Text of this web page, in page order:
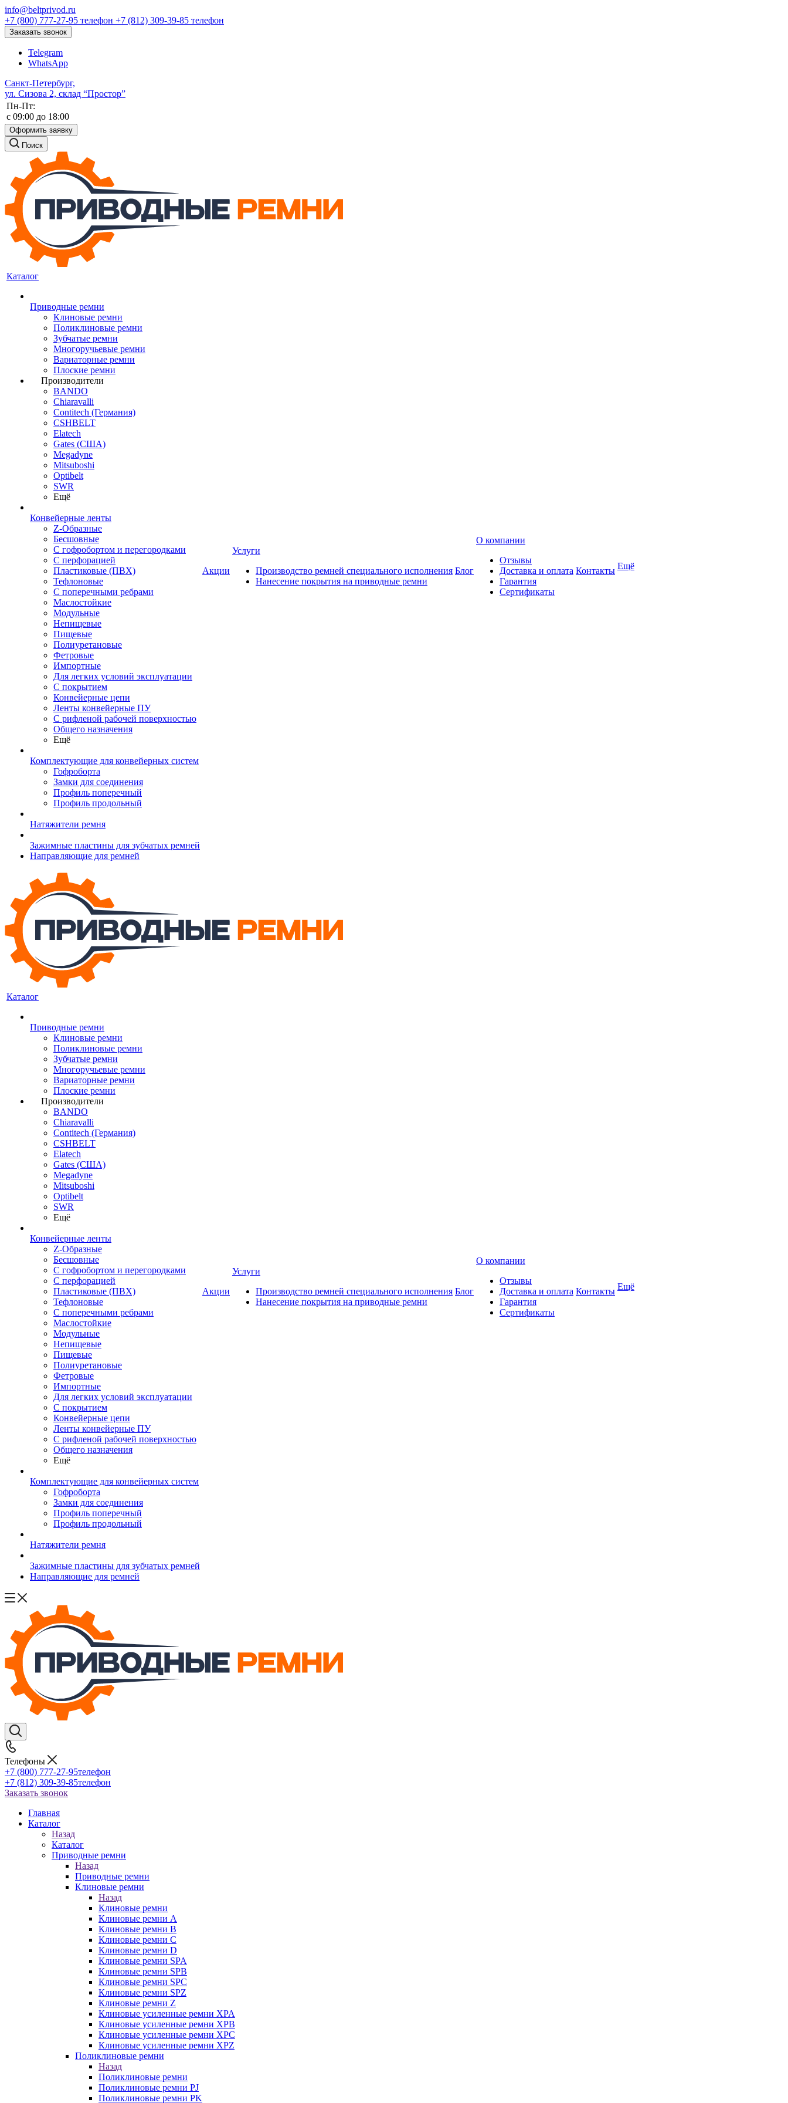
info@beltprivod.ru
+7 (800) 777-27-95 телефон +7 (812) 309-39-85 телефон
Заказать звонок
Telegram
WhatsApp
Санкт-Петербург,
ул. Сизова 2, склад “Простор”
Пн-Пт:
c 09:00 до 18:00
Оформить заявку
Поиск
Каталог
Приводные ремни
Клиновые ремни
Поликлиновые ремни
Зубчатые ремни
Многоручьевые ремни
Вариаторные ремни
Плоские ремни
Производители
BANDO
Chiaravalli
Contitech (Германия)
CSHBELT
Elatech
Gates (США)
Megadyne
Mitsuboshi
Optibelt
SWR
Ещё
Конвейерные ленты
Z-Образные
Бесшовные
С гофробортом и перегородками
С перфорацией
Пластиковые (ПВХ)
Тефлоновые
С поперечными ребрами
Маслостойкие
Модульные
Непищевые
Пищевые
Полиуретановые
Фетровые
Импортные
Для легких условий эксплуатации
С покрытием
Конвейерные цепи
Ленты конвейерные ПУ
С рифленой рабочей поверхностью
Общего назначения
Ещё
Комплектующие для конвейерных систем
Гофроборта
Замки для соединения
Профиль поперечный
Профиль продольный
Натяжители ремня
Зажимные пластины для зубчатых ремней
Направляющие для ремней
Акции
Услуги
Производство ремней специального исполнения
Нанесение покрытия на приводные ремни
Блог
О компании
Отзывы
Доставка и оплата
Гарантия
Сертификаты
Контакты Ещё
Каталог
Приводные ремни
Клиновые ремни
Поликлиновые ремни
Зубчатые ремни
Многоручьевые ремни
Вариаторные ремни
Плоские ремни
Производители
BANDO
Chiaravalli
Contitech (Германия)
CSHBELT
Elatech
Gates (США)
Megadyne
Mitsuboshi
Optibelt
SWR
Ещё
Конвейерные ленты
Z-Образные
Бесшовные
С гофробортом и перегородками
С перфорацией
Пластиковые (ПВХ)
Тефлоновые
С поперечными ребрами
Маслостойкие
Модульные
Непищевые
Пищевые
Полиуретановые
Фетровые
Импортные
Для легких условий эксплуатации
С покрытием
Конвейерные цепи
Ленты конвейерные ПУ
С рифленой рабочей поверхностью
Общего назначения
Ещё
Комплектующие для конвейерных систем
Гофроборта
Замки для соединения
Профиль поперечный
Профиль продольный
Натяжители ремня
Зажимные пластины для зубчатых ремней
Направляющие для ремней
Акции
Услуги
Производство ремней специального исполнения
Нанесение покрытия на приводные ремни
Блог
О компании
Отзывы
Доставка и оплата
Гарантия
Сертификаты
Контакты Ещё
Телефоны
+7 (800) 777-27-95телефон
+7 (812) 309-39-85телефон
Заказать звонок
Главная
Каталог
Назад
Каталог
Приводные ремни
Назад
Приводные ремни
Клиновые ремни
Назад
Клиновые ремни
Клиновые ремни A
Клиновые ремни B
Клиновые ремни C
Клиновые ремни D
Клиновые ремни SPA
Клиновые ремни SPB
Клиновые ремни SPC
Клиновые ремни SPZ
Клиновые ремни Z
Клиновые усиленные ремни XPA
Клиновые усиленные ремни XPB
Клиновые усиленные ремни XPC
Клиновые усиленные ремни XPZ
Поликлиновые ремни
Назад
Поликлиновые ремни
Поликлиновые ремни PJ
Поликлиновые ремни PK